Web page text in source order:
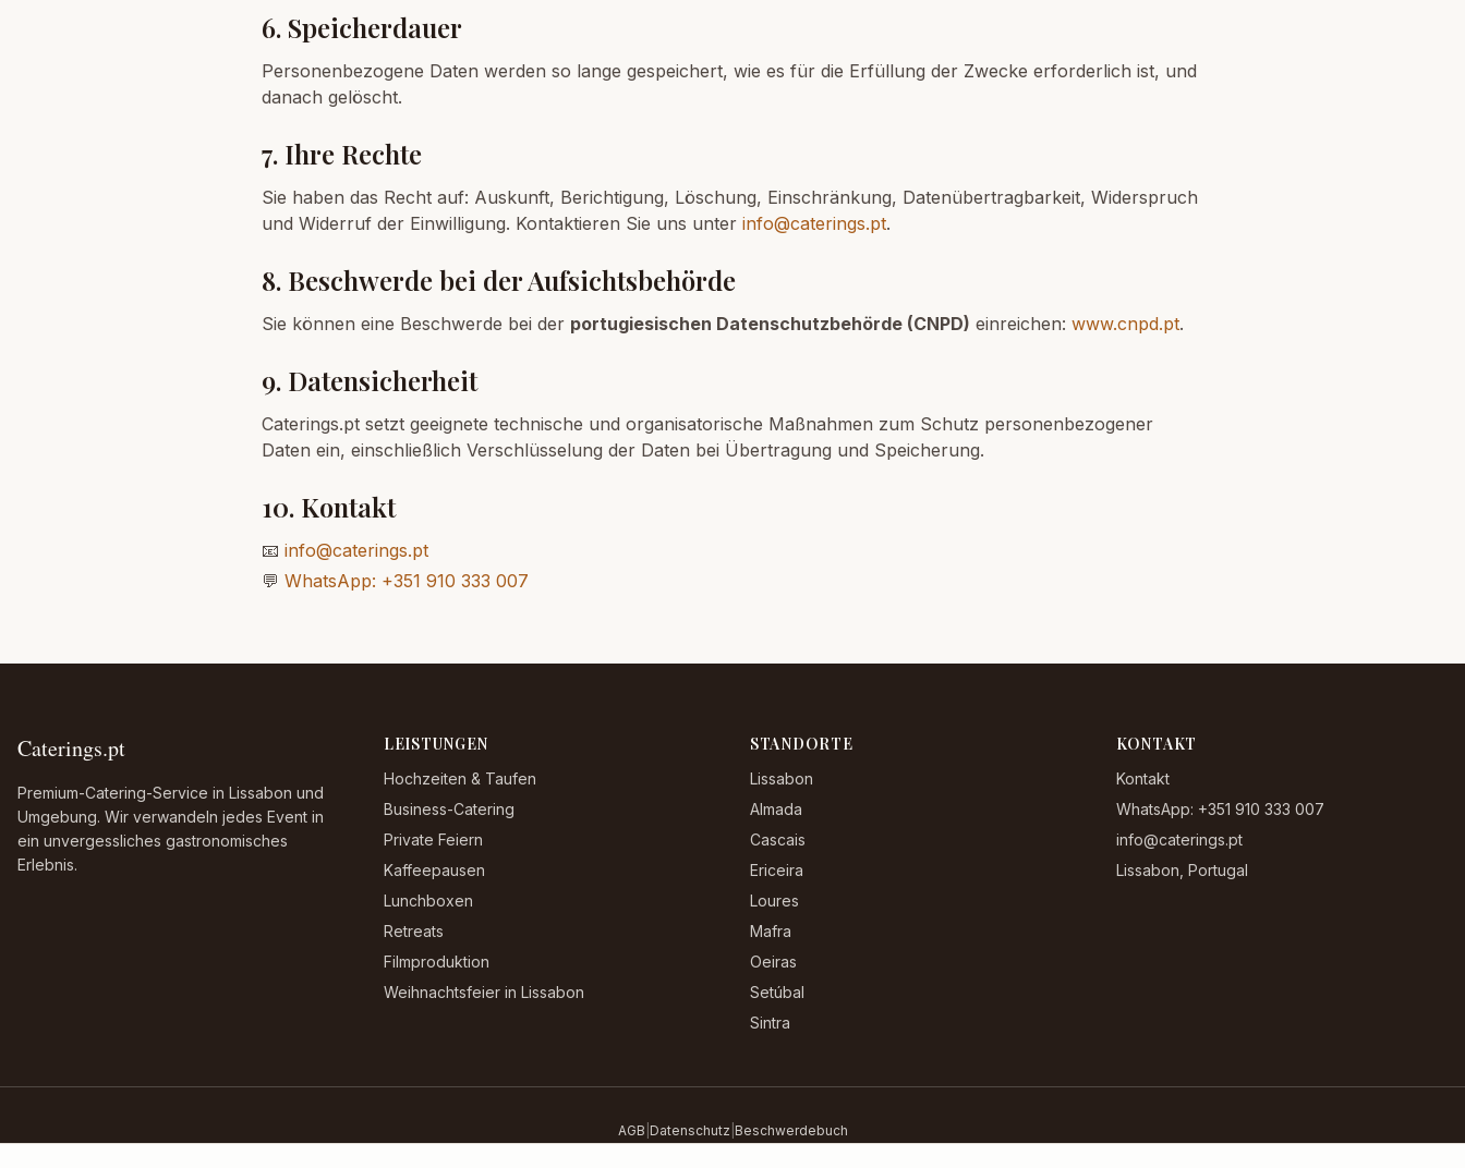
6. Speicherdauer
Personenbezogene Daten werden so lange gespeichert, wie es für die Erfüllung der Zwecke erforderlich ist, und
danach gelöscht.
7. Ihre Rechte
Sie haben das Recht auf: Auskunft, Berichtigung, Löschung, Einschränkung, Datenübertragbarkeit, Widerspruch
und Widerruf der Einwilligung. Kontaktieren Sie uns unter info@caterings.pt.
8. Beschwerde bei der Aufsichtsbehörde
Sie können eine Beschwerde bei der portugiesischen Datenschutzbehörde (CNPD) einreichen: www.cnpd.pt.
9. Datensicherheit
Caterings.pt setzt geeignete technische und organisatorische Maßnahmen zum Schutz personenbezogener
Daten ein, einschließlich Verschlüsselung der Daten bei Übertragung und Speicherung.
10. Kontakt
📧 info@caterings.pt
💬 WhatsApp: +351 910 333 007
Caterings.pt
Premium-Catering-Service in Lissabon und
Umgebung. Wir verwandeln jedes Event in
ein unvergessliches gastronomisches
Erlebnis.
LEISTUNGEN
Hochzeiten & Taufen
Business-Catering
Private Feiern
Kaffeepausen
Lunchboxen
Retreats
Filmproduktion
Weihnachtsfeier in Lissabon
STANDORTE
Lissabon
Almada
Cascais
Ericeira
Loures
Mafra
Oeiras
Setúbal
Sintra
KONTAKT
Kontakt
WhatsApp: +351 910 333 007
info@caterings.pt
Lissabon, Portugal
AGB Datenschutz Beschwerdebuch